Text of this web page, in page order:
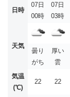
日時
07日
00時
07日
03時
天気
曇り
がち
厚い
雲
気温
(℃)
22 22